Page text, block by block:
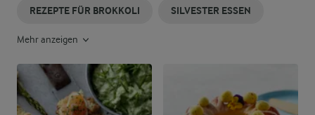
REZEPTE FÜR BROKKOLI SILVESTER ESSEN
Mehr anzeigen